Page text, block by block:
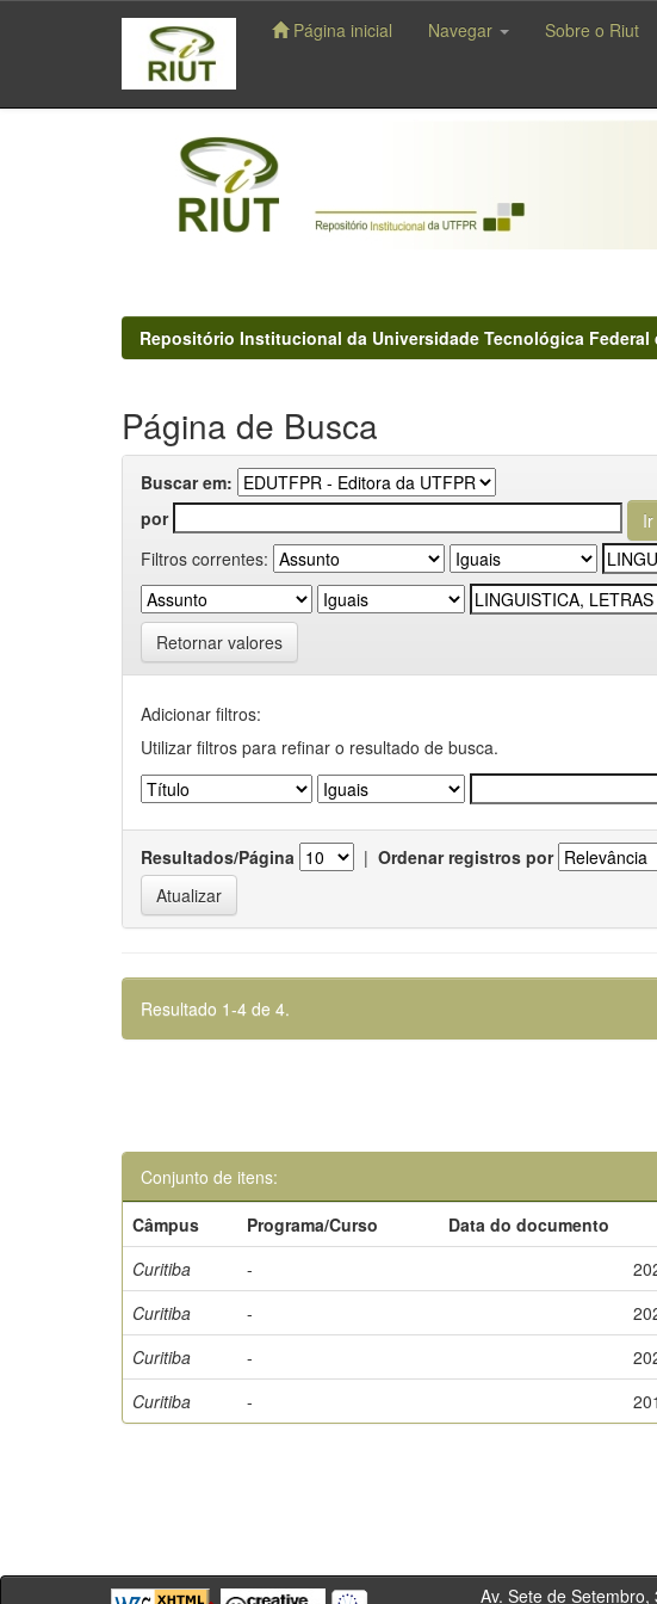
navigation
Página inicial Navegar Sobre o Riut
Repositório Institucional da Universidade Tecnológica Federal
Página de Busca
Buscar em:
por
Filtros correntes:
Retornar valores
Adicionar filtros:
Utilizar filtros para refinar o resultado de busca.
Resultados/Página | Ordenar registros por
Resultado 1-4 de 4.
Conjunto de itens:
Câmpus
Programa/Curso Data do documento
Curitiba
-
Curitiba
-
Curitiba
-
Curitiba
-
Av. Sete de Setembro,